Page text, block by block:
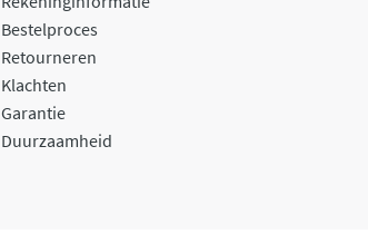
Bestelproces
Retourneren
Klachten
Garantie
Duurzaamheid